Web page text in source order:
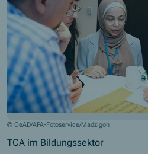
© OeAD/APA-Fotoservice/Madzigon
TCA im Bildungssektor